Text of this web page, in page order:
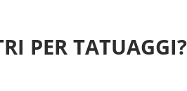
PER TATUAGGI?